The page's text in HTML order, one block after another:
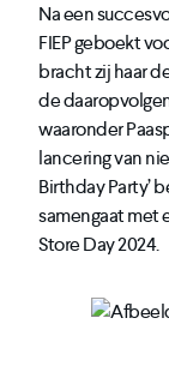
Na een
FIEP geboekt
bracht zij haar
de
waaronder
lancering van
Birthday Party’
samengaat met
Store Day 2024.